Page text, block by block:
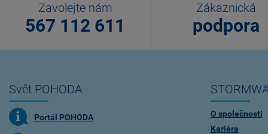
Zavolejte nám
567 112 611
Zákaznická
podpora
Svět POHODA
Portál POHODA
O společnosti
Kariéra